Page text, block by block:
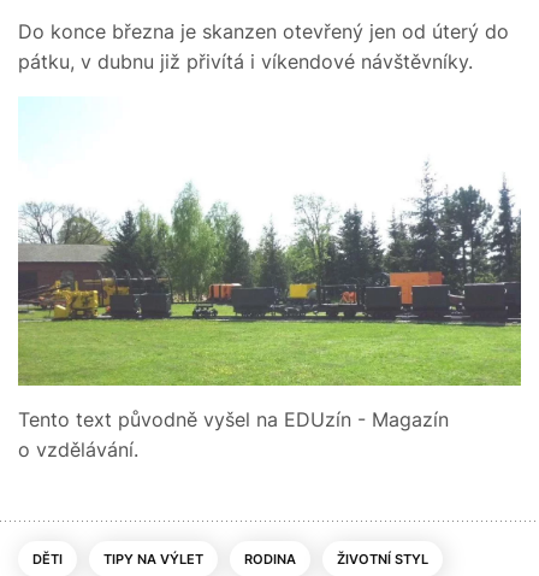
Do konce března je skanzen otevřený jen od úterý do
pátku, v dubnu již přivítá i víkendové návštěvníky.
Tento text původně vyšel na EDUzín - Magazín
o vzdělávání.
DĚTI TIPY NA VÝLET RODINA ŽIVOTNÍ STYL